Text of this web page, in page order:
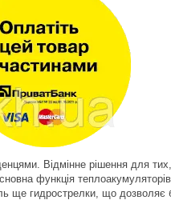
Відмінне рішення для
функція
ще гидрострелки, що дозволяє